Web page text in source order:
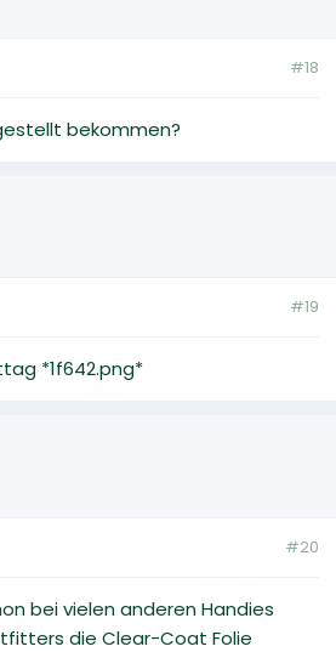
#18
bekommen?
#19
*1f642.png*
#20
bei vielen anderen Handies
die Clear-Coat Folie